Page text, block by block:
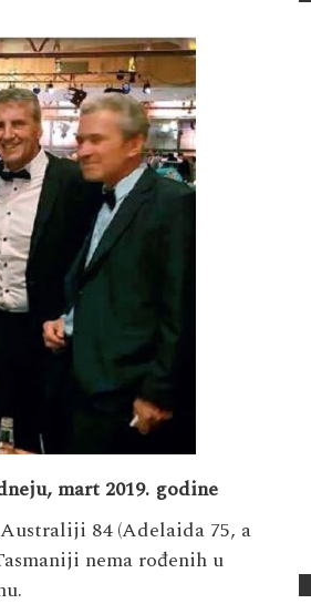
mart 2019. godine
84 (Adelaida 75, a
nema rođenih u